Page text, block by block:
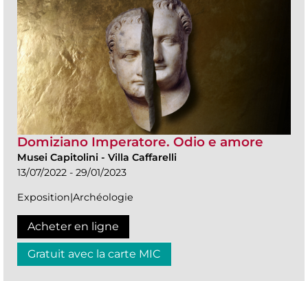
Domiziano Imperatore. Odio e amore
Musei Capitolini - Villa Caffarelli
13/07/2022 - 29/01/2023
Exposition|Archéologie
Acheter en ligne
Gratuit avec la carte MIC